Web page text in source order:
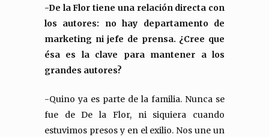
-De la Flor tiene una relación directa con
los autores: no hay departamento de
marketing ni jefe de prensa. ¿Cree que
ésa es la clave para mantener a los
grandes autores?
-Quino ya es parte de la familia. Nunca se
fue de De la Flor, ni siquiera cuando
estuvimos presos y en el exilio. Nos une un